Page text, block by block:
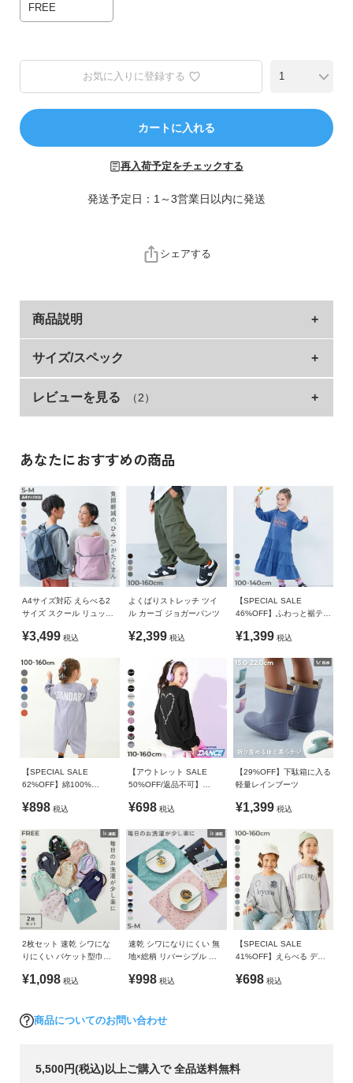
す
集
か
コ
ム
ド・
ヘ
ビ
ロ
ッ
ク
つ
い
て
お
買
い
物
よ
く
あ
る
ご
問
FOLLOW
FREE
お気に入りに登録する
カートに入れる
再入荷予定をチェックする
発送予定日：1～3営業日以内に発送
シェアする
商品説明
入口部分が広いバケット型は、荷物を入れやすいのが
魅力。
2枚セットなので洗い替えにも役立ちます〇
コップや歯磨きセットなどの持ち運びにぴったりなサイズ感。
お揃いのデザインで持ち物を統一するのもおすすめです。
・160UGD026 2枚セット バケット型巾着 大サイズ（別ペー
ジ）
・160UGD025 2枚セット バケット型巾着 中サイズ（別ペー
ジ）
サイズ/スペック
サイズ 丈
ポリエステル
生産国
CHINA
備考
洗濯方法
手洗い可 / 漂白剤使用不可 / 乾燥機使用不可 / 日陰つり干し
ご注意事項
・摩擦や水、汗などで色が移ることがあります。ご注意くだ
さい。
・平置きにて採寸しているため、サイズや形に多少の誤差が
生じる場合があります。あらかじめご了承ください。
・生産時期により、多少色味が異なる場合がございますが、
素材・サイズ等の品質に違いはございません。
レビューを見る （2）
あなたにおすすめの商品
A4サイズ対応 えらべる2
サイズ スクール リュック
¥3,499 税込
よくばりストレッチ ツイ
ル カーゴ ジョガーパンツ
¥2,399 税込
【SPECIAL SALE
46%OFF】ふわっと裾ティ
ピース
¥1,399 税込
【SPECIAL SALE
62%OFF】綿100%
リント 長袖ワンピース
¥898 税込
【アウトレット SALE
50%OFF/返品不可】
パーBIGシルエット ガール
シャツ
¥698 税込
【29%OFF】下駄箱に入る
軽量レインブーツ
¥1,399 税込
2枚セット 速乾 シワにな
りにくい バケット型巾着
¥1,098 税込
速乾 シワになりにくい 無
地×総柄 リバーシブル ラ
¥998 税込
【SPECIAL SALE
41%OFF】えらべる デザ
袖Tシャツ
¥698 税込
商品についてのお問い合わせ
5,500円(税込)以上ご購入で 全品送料無料